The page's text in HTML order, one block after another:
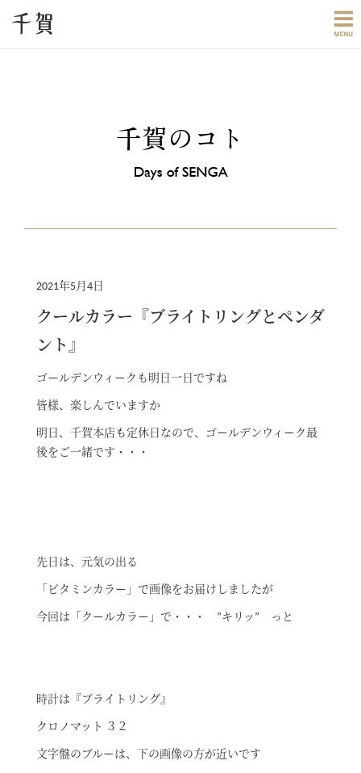
2021年5月4日
クールカラー『ブライトリングとペンダ
ント』
ゴールデンウィークも明日一日ですね
皆様、楽しんでいますか
明日、千賀本店も定休日なので、ゴールデンウィーク最
後をご一緒です・・・
先日は、元気の出る
「ビタミンカラー」で画像をお届けしましたが
今回は「クールカラー」で・・・ ”キリッ” っと
時計は『ブライトリング』
クロノマット ３２
文字盤のブルーは、下の画像の方が近いです